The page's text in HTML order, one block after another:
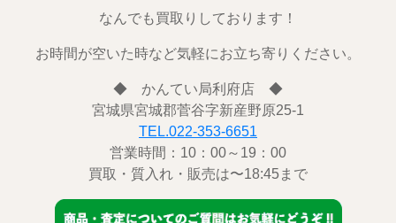
なんでも買取りしております！
お時間が空いた時など気軽にお立ち寄りください。
◆ かんてい局利府店 ◆
宮城県宮城郡菅谷字新産野原25-1
TEL.022-353-6651
営業時間：10：00～19：00
買取・質入れ・販売は〜18:45まで